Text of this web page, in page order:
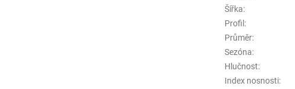
Šířka:
Profil :
Průměr:
Sezóna:
Hlučnost:
Index nosnosti: